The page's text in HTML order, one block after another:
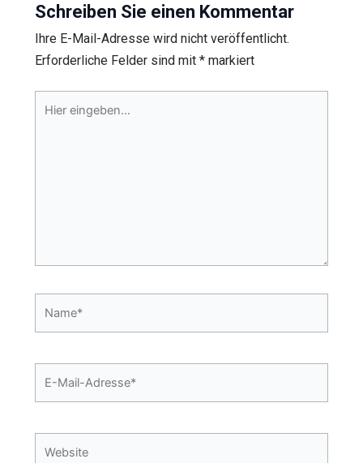
Schreiben Sie einen Kommentar
Ihre E-Mail-Adresse wird nicht veröffentlicht.
Erforderliche Felder sind mit *markiert